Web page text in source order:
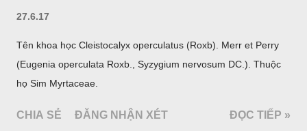
27.6.17
Tên khoa học Cleistocalyx operculatus (Roxb). Merr et Perry
(Eugenia operculata Roxb., Syzygium nervosum DC.). Thuộc
họ Sim Myrtaceae.
CHIA SẺ ĐĂNG NHẬN XÉT ĐỌC TIẾP »